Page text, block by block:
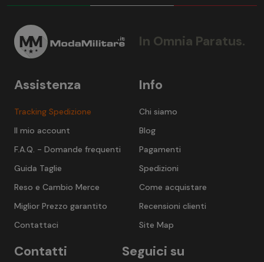
In Omnia Paratus.
Info
Chi siamo
Blog
Pagamenti
Spedizioni
Come acquistare
Recensioni clienti
Site Map
Assistenza
Tracking Spedizione
Il mio account
F.A.Q. - Domande frequenti
Guida Taglie
Reso e Cambio Merce
Miglior Prezzo garantito
Contattaci
Contatti Seguici su